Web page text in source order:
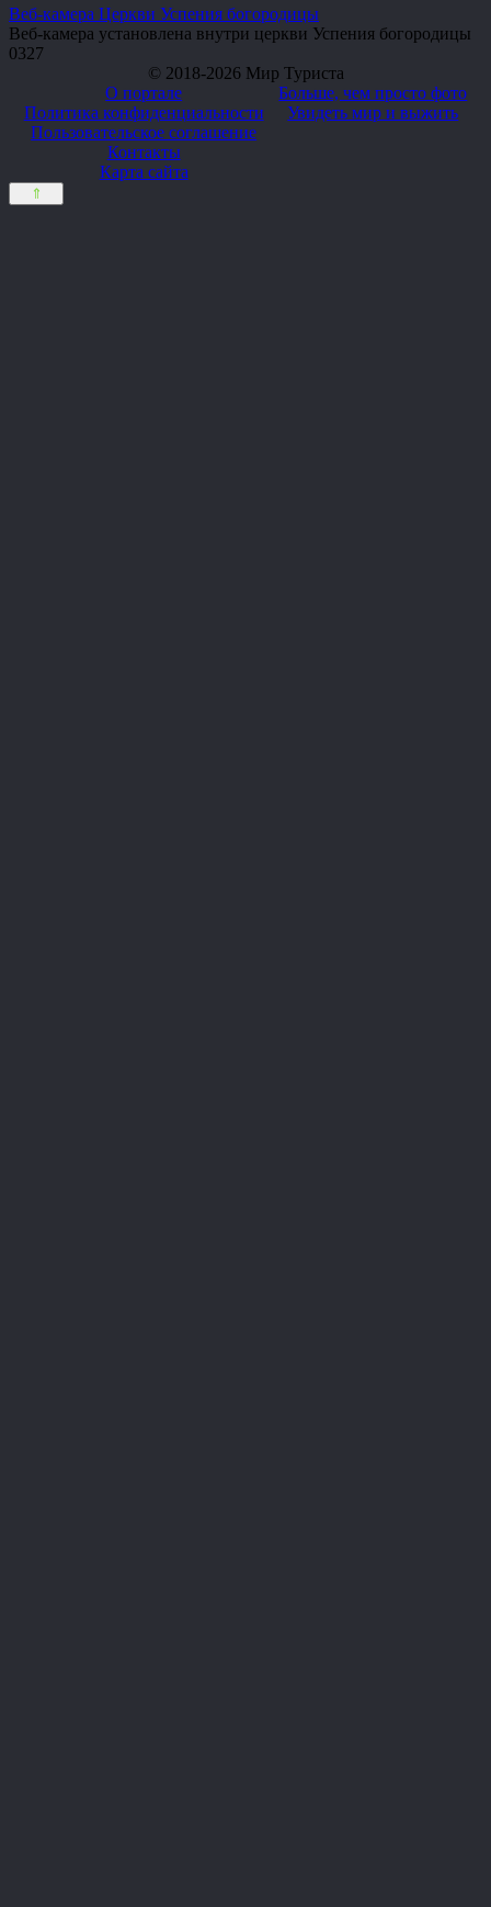
Веб-камера Церкви Успения богородицы
Веб-камера установлена внутри церкви Успения богородицы
0327
© 2018-2026 Мир Туриста
О портале
Политика конфиденциальности
Пользовательское соглашение
Контакты
Карта сайта
Больше, чем просто фото
Увидеть мир и выжить